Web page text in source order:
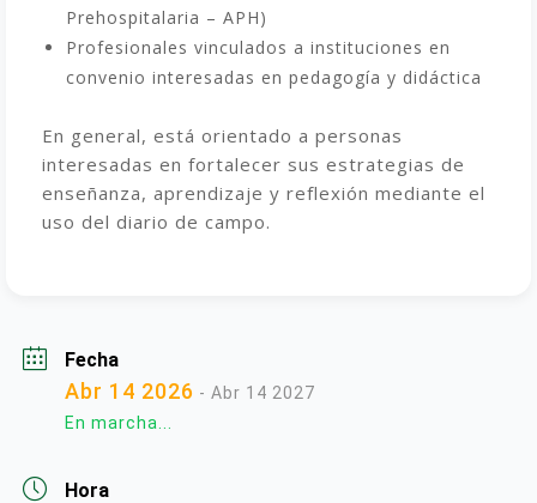
Prehospitalaria – APH)
Profesionales vinculados a instituciones en
convenio interesadas en pedagogía y didáctica
En general, está orientado a personas
interesadas en fortalecer sus estrategias de
enseñanza, aprendizaje y reflexión mediante el
uso del diario de campo.
Fecha
Abr 14 2026 - Abr 14 2027
En marcha...
Hora